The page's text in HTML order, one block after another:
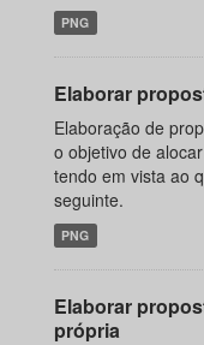
PNG
Elaborar
Elaboração de
o objetivo de
tendo em vista ao
seguinte.
PNG
Elaborar
própria